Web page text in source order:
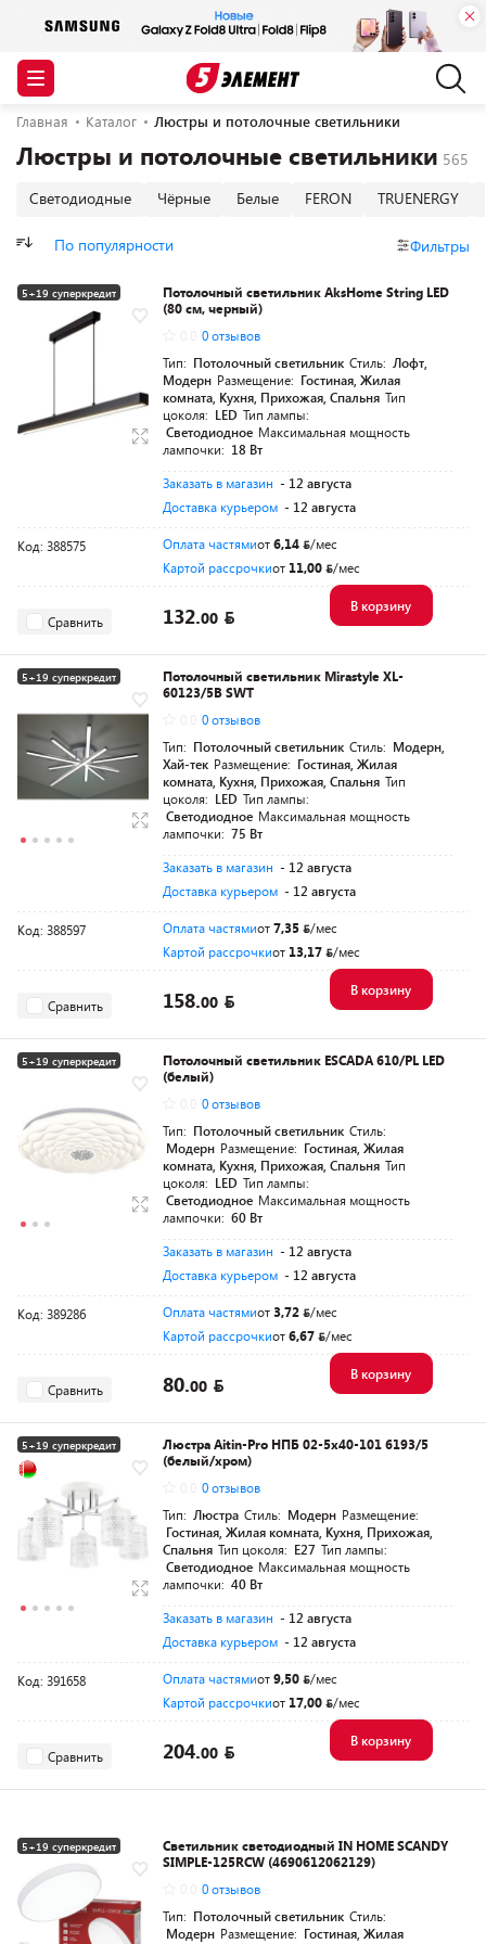
Главная Каталог Люстры и потолочные светильники
Люстры и потолочные светильники
Светодиодные Чёрные Белые FERON TRUENERGY
По популярности Фильтры
5+19 суперкредит
Потолочный светильник AksHome String LED
(80 см, черный)
0 отзывов
Тип: Потолочный светильник Стиль: Лофт,
Модерн Размещение: Гостиная, Жилая
комната, Кухня, Прихожая, Спальня Тип
цоколя: LED Тип лампы:
Светодиодное Максимальная мощность
лампочки: 18 Вт
Заказать в магазин - 12 августа
Доставка курьером - 12 августа
Код: 388575 Оплата частямиот6,14
/мес
Картой рассрочкиот 11,00 /мес
Сравнить 132.00
В корзину
5+19 суперкредит
Потолочный светильник Mirastyle XL-
60123/5B SWT
0 отзывов
Тип: Потолочный светильник Стиль: Модерн,
Хай-тек Размещение: Гостиная, Жилая
комната, Кухня, Прихожая, Спальня Тип
цоколя: LED Тип лампы:
Светодиодное Максимальная мощность
лампочки: 75 Вт
Заказать в магазин - 12 августа
Доставка курьером - 12 августа
Код: 388597 Оплата частямиот7,35
/мес
Картой рассрочкиот 13,17 /мес
Сравнить 158.00
В корзину
5+19 суперкредит
Потолочный светильник ESCADA 610/PL LED
(белый)
0 отзывов
Тип: Потолочный светильник Стиль:
Модерн Размещение: Гостиная, Жилая
комната, Кухня, Прихожая, Спальня Тип
цоколя: LED Тип лампы:
Светодиодное Максимальная мощность
лампочки: 60 Вт
Заказать в магазин - 12 августа
Доставка курьером - 12 августа
Код: 389286 Оплата частямиот3,72
/мес
Картой рассрочкиот6,67 /мес
Сравнить 80.00
В корзину
5+19 суперкредит
Люстра Aitin-Pro НПБ 02-5x40-101 6193/5
(белый/хром)
0 отзывов
Тип: Люстра Стиль: Модерн Размещение:
Гостиная, Жилая комната, Кухня, Прихожая,
Спальня Тип цоколя: E27 Тип лампы:
Светодиодное Максимальная мощность
лампочки: 40 Вт
Заказать в магазин - 12 августа
Доставка курьером - 12 августа
Код: 391658 Оплата частямиот9,50
/мес
Картой рассрочкиот 17,00 /мес
Сравнить 204.00
В корзину
5+19 суперкредит
Светильник светодиодный IN HOME SCANDY
SIMPLE-125RCW (4690612062129)
0 отзывов
Тип: Потолочный светильник Стиль:
Модерн Размещение: Гостиная, Жилая